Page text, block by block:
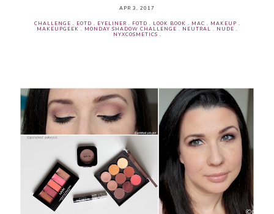
APR 3, 2017
CHALLENGE . EOTD . EYELINER . FOTD . LOOK BOOK . MAC . MAKEUP .
MAKEUPGEEK . MONDAY SHADOW CHALLENGE . NEUTRAL . NUDE .
NYXCOSMETICS .